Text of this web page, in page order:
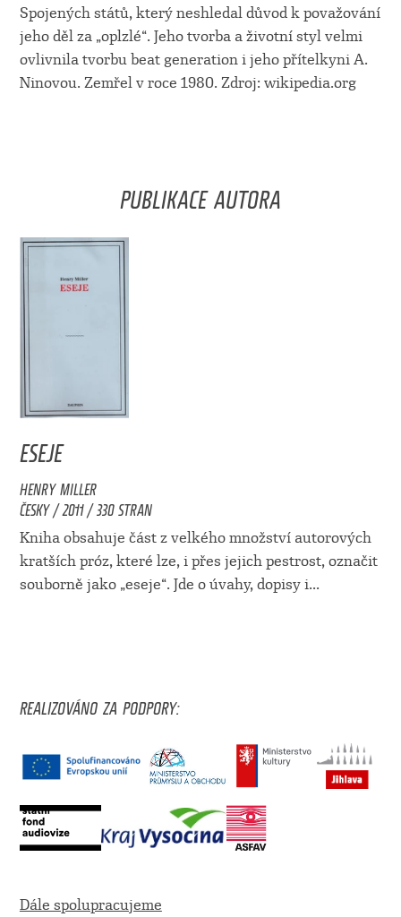
Spojených států, který neshledal důvod k považování
jeho děl za „oplzlé“. Jeho tvorba a životní styl velmi
ovlivnila tvorbu beat generation i jeho přítelkyni A.
Ninovou. Zemřel v roce 1980. Zdroj: wikipedia.org
PUBLIKACE AUTORA
ESEJE
HENRY MILLER
ČESKY / 2011 / 330 STRAN
Kniha obsahuje část z velkého množství autorových
kratších próz, které lze, i přes jejich pestrost, označit
souborně jako „eseje“. Jde o úvahy, dopisy i...
REALIZOVÁNO ZA PODPORY:
Dále spolupracujeme